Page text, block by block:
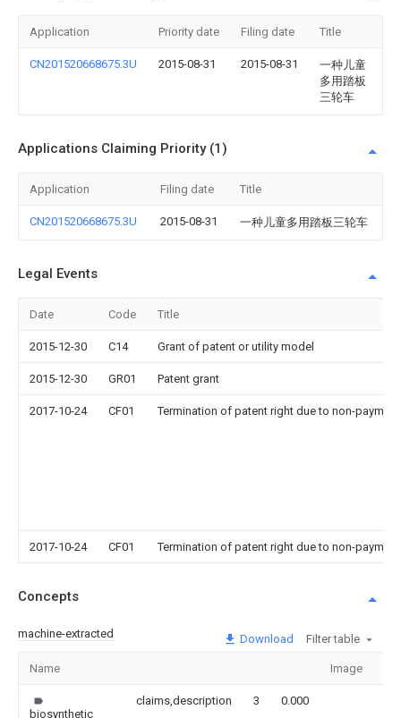
Application Priority date Filing date Title
CN201520668675.3U 2015-08-31 2015-08-31
一种儿童
多用踏板
三轮车
Applications Claiming Priority (1)
Application Filing date Title
CN201520668675.3U 2015-08-31 一种儿童多用踏板三轮车
Legal Events
Date Code Title
2015-12-30 C14 Grant of patent or utility model
2015-12-30 GR01 Patent grant
2017-10-24 CF01 Termination of patent right due to non-
2017-10-24 CF01 Termination of patent right due to non-
Concepts
machine-extracted Download Filter table
Name Image
biosynthetic
claims,description 3 0.000